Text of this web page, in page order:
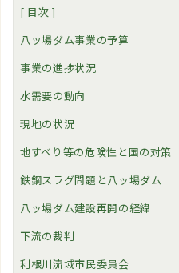
[ 目次 ]
八ッ場ダム事業の予算
事業の進捗状況
水需要の動向
現地の状況
地すべり等の危険性と国の対策
鉄鋼スラグ問題と八ッ場ダム
八ッ場ダム建設再開の経緯
下流の裁判
利根川流域市民委員会